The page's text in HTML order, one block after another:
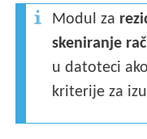
Modul za
skeniranje
u datoteci
kriterije za